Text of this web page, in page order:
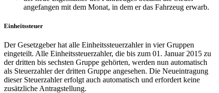
angefangen mit dem Monat, in dem er das Fahrzeug erwarb.
Einheitssteuer
Der Gesetzgeber hat alle Einheitssteuerzahler in vier Gruppen
eingeteilt. Alle Einheitssteuerzahler, die bis zum 01. Januar 2015 zu
der dritten bis sechsten Gruppe gehörten, werden nun automatisch
als Steuerzahler der dritten Gruppe angesehen. Die Neueintragung
dieser Steuerzahler erfolgt auch automatisch und erfordert keine
zusätzliche Antragstellung.